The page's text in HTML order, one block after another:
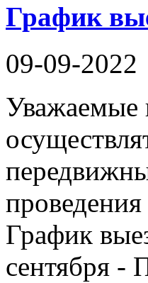
График
09-09-2022
Уважаемые
График
сентября -